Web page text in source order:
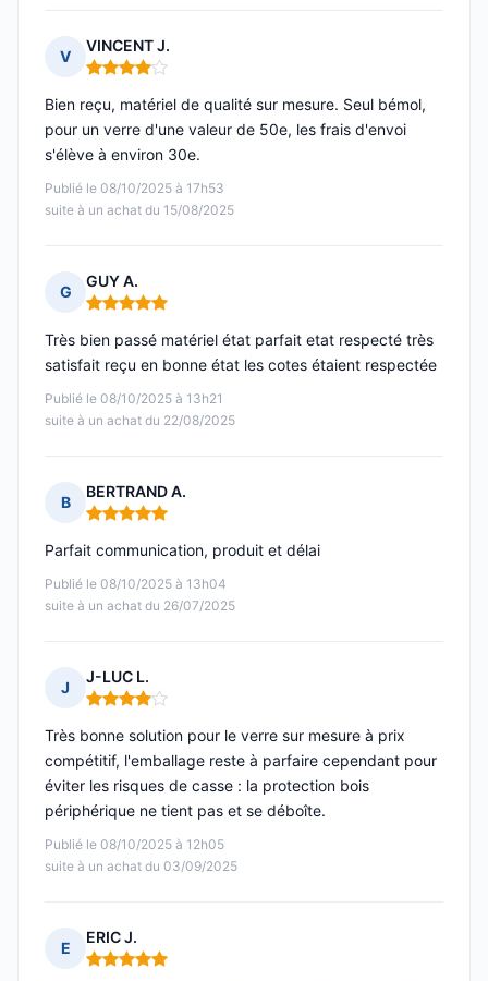
V
VINCENT J.
Note : 4 sur 5
Publié le 08/10/2025 à 17h53
suite à un achat du 15/08/2025
Bien reçu, matériel de qualité sur mesure. Seul bémol,
pour un verre d'une valeur de 50e, les frais d'envoi
s'élève à environ 30e.
G
GUY A.
Note : 5 sur 5
Publié le 08/10/2025 à 13h21
suite à un achat du 22/08/2025
Très bien passé matériel état parfait etat respecté très
satisfait reçu en bonne état les cotes étaient respectée
B
BERTRAND A.
Note : 5 sur 5
Publié le 08/10/2025 à 13h04
suite à un achat du 26/07/2025
Parfait communication, produit et délai
J
J-LUC L.
Note : 4 sur 5
Publié le 08/10/2025 à 12h05
suite à un achat du 03/09/2025
Très bonne solution pour le verre sur mesure à prix
compétitif, l'emballage reste à parfaire cependant pour
éviter les risques de casse : la protection bois
périphérique ne tient pas et se déboîte.
E
ERIC J.
Note : 5 sur 5